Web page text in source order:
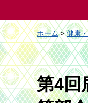
ホーム>健康
第4回